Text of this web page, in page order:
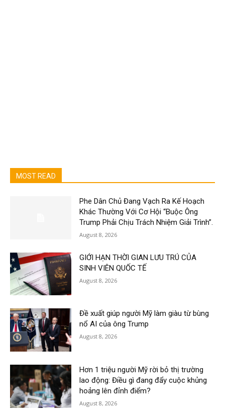
MOST READ
Phe Dân Chủ Đang Vạch Ra Kế Hoạch
Khác Thường Với Cơ Hội “Buộc Ông
Trump Phải Chịu Trách Nhiệm Giải Trình”.
August 8, 2026
GIỚI HẠN THỜI GIAN LƯU TRÚ CỦA
SINH VIÊN QUỐC TẾ
August 8, 2026
Đề xuất giúp người Mỹ làm giàu từ bùng
nổ AI của ông Trump
August 8, 2026
Hơn 1 triệu người Mỹ rời bỏ thị trường
lao động: Điều gì đang đẩy cuộc khủng
hoảng lên đỉnh điểm?
August 8, 2026